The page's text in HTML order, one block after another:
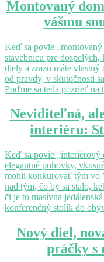
Montovaný
dom:
štýlová
cesta
k
vášmu
snu
vlastnom
bývaní
Montovaný
vášmu
Keď sa povie
stavebnicu pre
diely a zrazu máte
od pravdy, v skutočnosti
Poďme sa teda pozrieť
Neviditeľná,
ale
dôležitá
každého
interiéru:
Stolové
nohy
a
podnože
Neviditeľná,
interiéru:
Keď sa povie „interiérový
elegantné pohovky,
mohli konkurovať tým vo
nad tým, čo by sa stalo,
či je to masívna
konferenčný stolík do
Nový
diel,Nový diel,
práčky s